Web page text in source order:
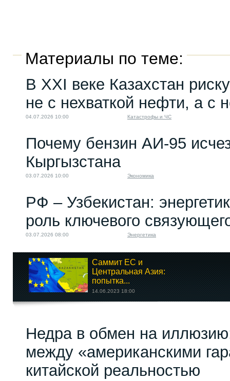
Материалы по теме:
В XXI веке Казахстан
не с нехваткой нефти, а с
04.07.2026 10:00 Катастрофы и ЧС
Почему бензин АИ-95
Кыргызстана
03.07.2026 10:00 Экономика
РФ – Узбекистан:
роль ключевого
03.07.2026 08:00 Энергетика
Саммит ЕС и
Центральная Азия:
попытка...
14.06.2023 18:00
пишет об...
26.07.2022 14:00
Недра в обмен на
между «американскими
китайской реальностью